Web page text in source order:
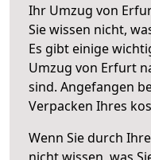
Ihr Umzug von
Sie wissen nicht,
Es gibt einige
Umzug von Erfurt
sind. Angefangen
Verpacken Ihres
Wenn Sie durch